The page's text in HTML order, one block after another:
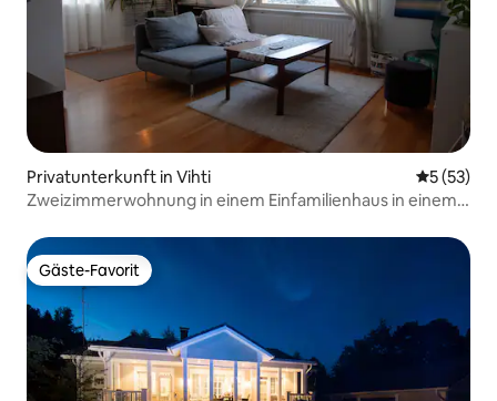
Privatunterkunft in Vihti
5 (53)
Zweizimmerwohnung in einem Einfamilienhaus in einem
Gäste-Favorit
Gäste-Favorit